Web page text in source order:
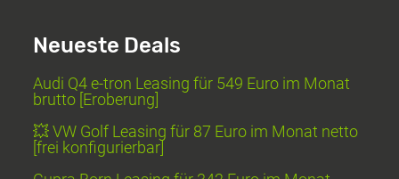
Neueste Deals
Audi Q4 e-tron Leasing für 549 Euro im Monat
brutto [Eroberung]
💥 VW Golf Leasing für 87 Euro im Monat netto
[frei konfigurierbar]